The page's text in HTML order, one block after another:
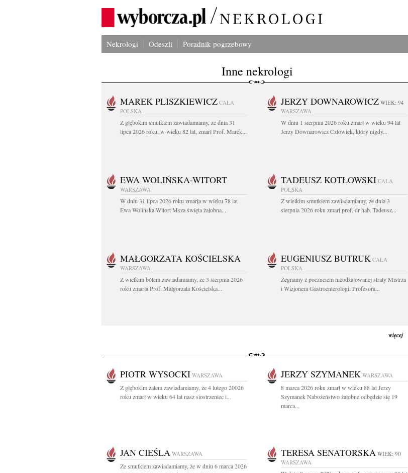
Nekrologi Odeszli Poradnik pogrzebowy
Inne nekrologi
MAREK PLISZKIEWICZ CAŁA
POLSKA
Z głębokim smutkiem zawiadamiamy, że dnia 31
lipca 2026 roku, w wieku 82 lat, zmarł Prof. Marek...
JERZY DOWNAROWICZ WIEK: 94
WARSZAWA
W dniu 1 sierpnia 2026 roku zmarł w wieku 94 lat
Jerzy Downarowicz Człowiek, który nigdy...
EWA WOLIŃSKA-WITORT
WARSZAWA
W dniu 31 lipca 2026 roku zmarła w wieku 78 lat
Ewa Wolińska-Witort Msza święta żałobna...
TADEUSZ KOTŁOWSKI CAŁA
POLSKA
Z wielkim smutkiem zawiadamiamy, że dnia 3
sierpnia 2026 roku zmarł prof. dr hab. Tadeusz...
MAŁGORZATA KOŚCIELSKA
WARSZAWA
Z wielkim bólem zawiadamiamy, że 3 sierpnia 2026
roku zmarła Prof. Małgorzata Kościelska...
EUGENIUSZ BUTRUK CAŁA
POLSKA
Żegnamy z poczuciem nieodżałowanej straty Mistrza
i Wizjonera Gastroenterologii Profesora...
więcej
PIOTR WYSOCKI WARSZAWA
Z głębokim żalem zawiadamiamy, że 4 lutego 20026
roku zmarł w wieku 64 lat nasz siostrzeniec i...
JERZY SZYMANEK WARSZAWA
8 marca 2026 roku zmarł w wieku 88 lat Jerzy
Szymanek Nabożeństwo żałobne odbędzie się 19
marca...
JAN CIEŚLA WARSZAWA
Ze smutkiem zawiadamiamy, że w dniu 6 marca 2026
TERESA SENATORSKA WIEK: 90
WARSZAWA